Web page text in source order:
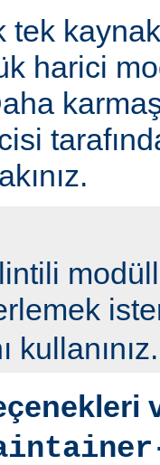
tek
harici
kullanınız.